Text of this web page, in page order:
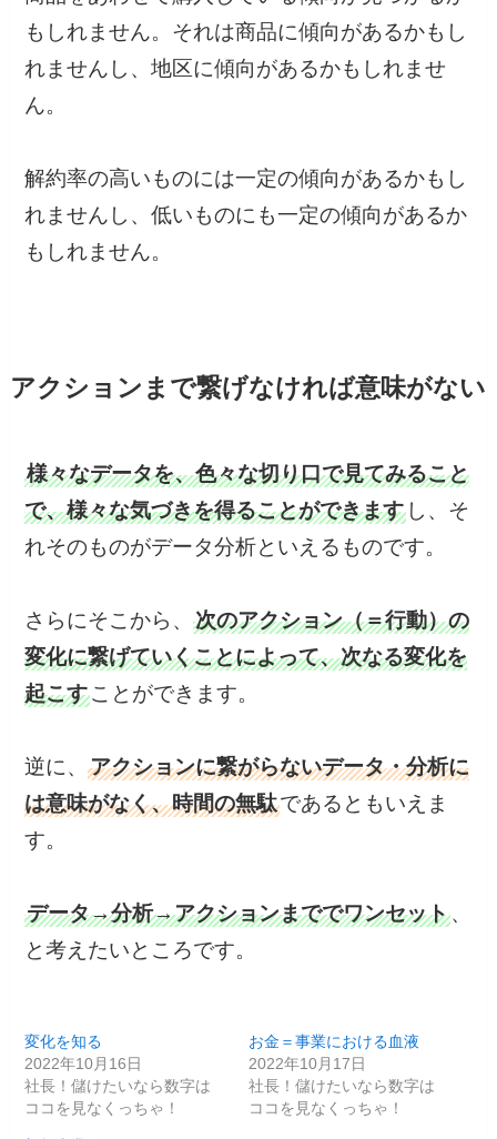
もしれません。それは商品に傾向があるかもし
れませんし、地区に傾向があるかもしれませ
ん。
解約率の高いものには一定の傾向があるかもし
れませんし、低いものにも一定の傾向があるか
もしれません。
アクションまで繋げなければ意味がない
様々なデータを、色々な切り口で見てみること
で、様々な気づきを得ることができます し、そ
れそのものがデータ分析といえるものです。
さらにそこから、次のアクション（＝行動）の
変化に繋げていくことによって、次なる変化を
起こすことができます。
逆に、アクションに繋がらないデータ・分析に
は意味がなく、時間の無駄であるともいえま
す。
データ→分析→アクションまででワンセット、
と考えたいところです。
変化を知る
2022年10月16日
社長！儲けたいなら数字は
ココを見なくっちゃ！
お金＝事業における血液
2022年10月17日
社長！儲けたいなら数字は
ココを見なくっちゃ！